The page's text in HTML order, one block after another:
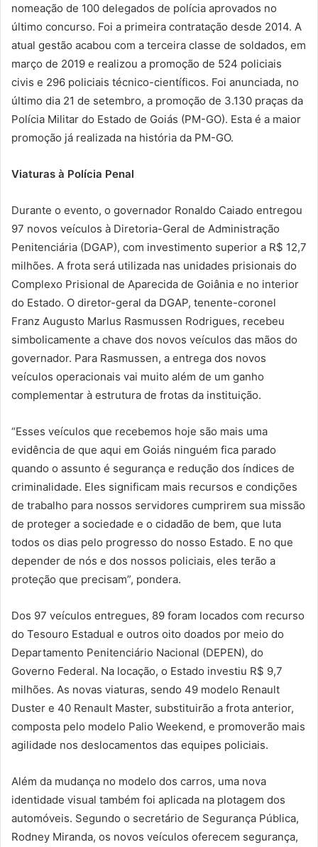
nomeação de 100 delegados de polícia aprovados no
último concurso. Foi a primeira contratação desde 2014. A
atual gestão acabou com a terceira classe de soldados, em
março de 2019 e realizou a promoção de 524 policiais
civis e 296 policiais técnico-científicos. Foi anunciada, no
último dia 21 de setembro, a promoção de 3.130 praças da
Polícia Militar do Estado de Goiás (PM-GO). Esta é a maior
promoção já realizada na história da PM-GO.
Viaturas à Polícia Penal
Durante o evento, o governador Ronaldo Caiado entregou
97 novos veículos à Diretoria-Geral de Administração
Penitenciária (DGAP), com investimento superior a R$ 12,7
milhões. A frota será utilizada nas unidades prisionais do
Complexo Prisional de Aparecida de Goiânia e no interior
do Estado. O diretor-geral da DGAP, tenente-coronel
Franz Augusto Marlus Rasmussen Rodrigues, recebeu
simbolicamente a chave dos novos veículos das mãos do
governador. Para Rasmussen, a entrega dos novos
veículos operacionais vai muito além de um ganho
complementar à estrutura de frotas da instituição.
“Esses veículos que recebemos hoje são mais uma
evidência de que aqui em Goiás ninguém fica parado
quando o assunto é segurança e redução dos índices de
criminalidade. Eles significam mais recursos e condições
de trabalho para nossos servidores cumprirem sua missão
de proteger a sociedade e o cidadão de bem, que luta
todos os dias pelo progresso do nosso Estado. E no que
depender de nós e dos nossos policiais, eles terão a
proteção que precisam”, pondera.
Dos 97 veículos entregues, 89 foram locados com recurso
do Tesouro Estadual e outros oito doados por meio do
Departamento Penitenciário Nacional (DEPEN), do
Governo Federal. Na locação, o Estado investiu R$ 9,7
milhões. As novas viaturas, sendo 49 modelo Renault
Duster e 40 Renault Master, substituirão a frota anterior,
composta pelo modelo Palio Weekend, e promoverão mais
agilidade nos deslocamentos das equipes policiais.
Além da mudança no modelo dos carros, uma nova
identidade visual também foi aplicada na plotagem dos
automóveis. Segundo o secretário de Segurança Pública,
Rodney Miranda, os novos veículos oferecem segurança,